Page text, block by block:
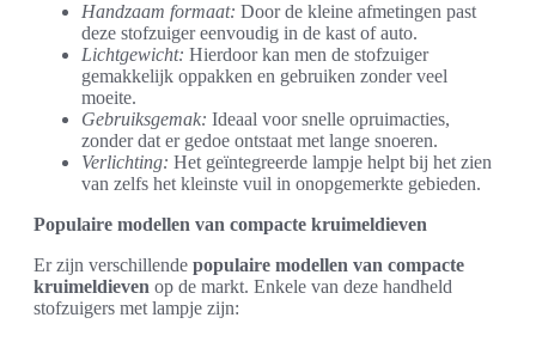
Handzaam formaat: Door de kleine afmetingen past
deze stofzuiger eenvoudig in de kast of auto.
Lichtgewicht: Hierdoor kan men de stofzuiger
gemakkelijk oppakken en gebruiken zonder veel
moeite.
Gebruiksgemak: Ideaal voor snelle opruimacties,
zonder dat er gedoe ontstaat met lange snoeren.
Verlichting: Het geïntegreerde lampje helpt bij het zien
van zelfs het kleinste vuil in onopgemerkte gebieden.
Populaire modellen van compacte kruimeldieven
Er zijn verschillende populaire modellen van compacte
kruimeldieven op de markt. Enkele van deze handheld
stofzuigers met lampje zijn: